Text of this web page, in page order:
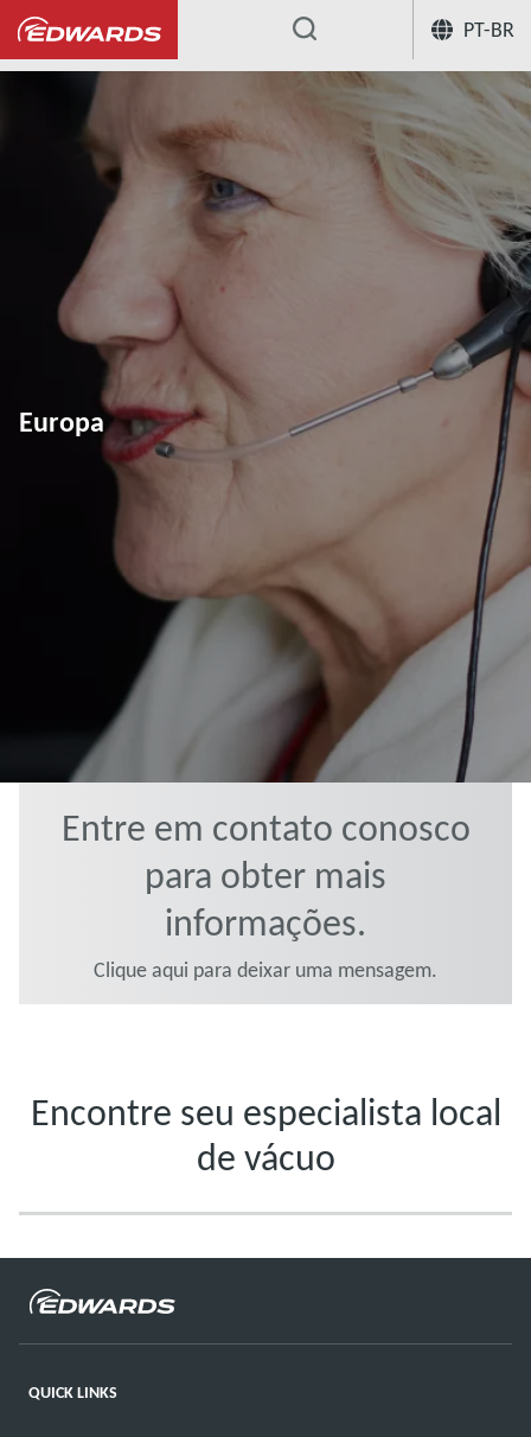
PT-BR
...
Europa
Entre em contato conosco
para obter mais
informações.
Clique aqui para deixar uma mensagem.
Encontre seu especialista local
de vácuo
QUICK LINKS